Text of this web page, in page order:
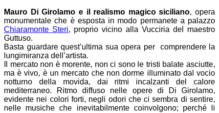
Mauro Di Girolamo e il realismo magico siciliano, opera
monumentale che è esposta in modo permanete a palazzo
Chiaramonte Steri, proprio vicino alla Vucciria del maestro
Guttuso.
Basta guardare quest’ultima sua opera per comprendere la
lungimiranza dell’artista.
Il mercato non è morente, non ci sono le tristi balate asciutte,
ma è vivo, è un mercato che non dorme illuminato dal vocio
notturno della movida, dai ritmi incalzanti del calore
mediterraneo. Ritmo diffuso nelle opere di Di Girolamo,
evidente nei colori forti, negli odori che ci sembra di sentire,
nelle musiche che inevitabilmente coinvolgono; perché li